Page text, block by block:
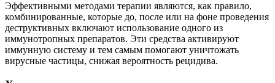
Эффективными методами терапии являются, как правило,
комбинированные, которые до, после или на фоне проведения
деструктивных включают использование одного из
иммунотропных препаратов. Эти средства активируют
иммунную систему и тем самым помогают уничтожать
вирусные частицы, снижая вероятность рецидива.